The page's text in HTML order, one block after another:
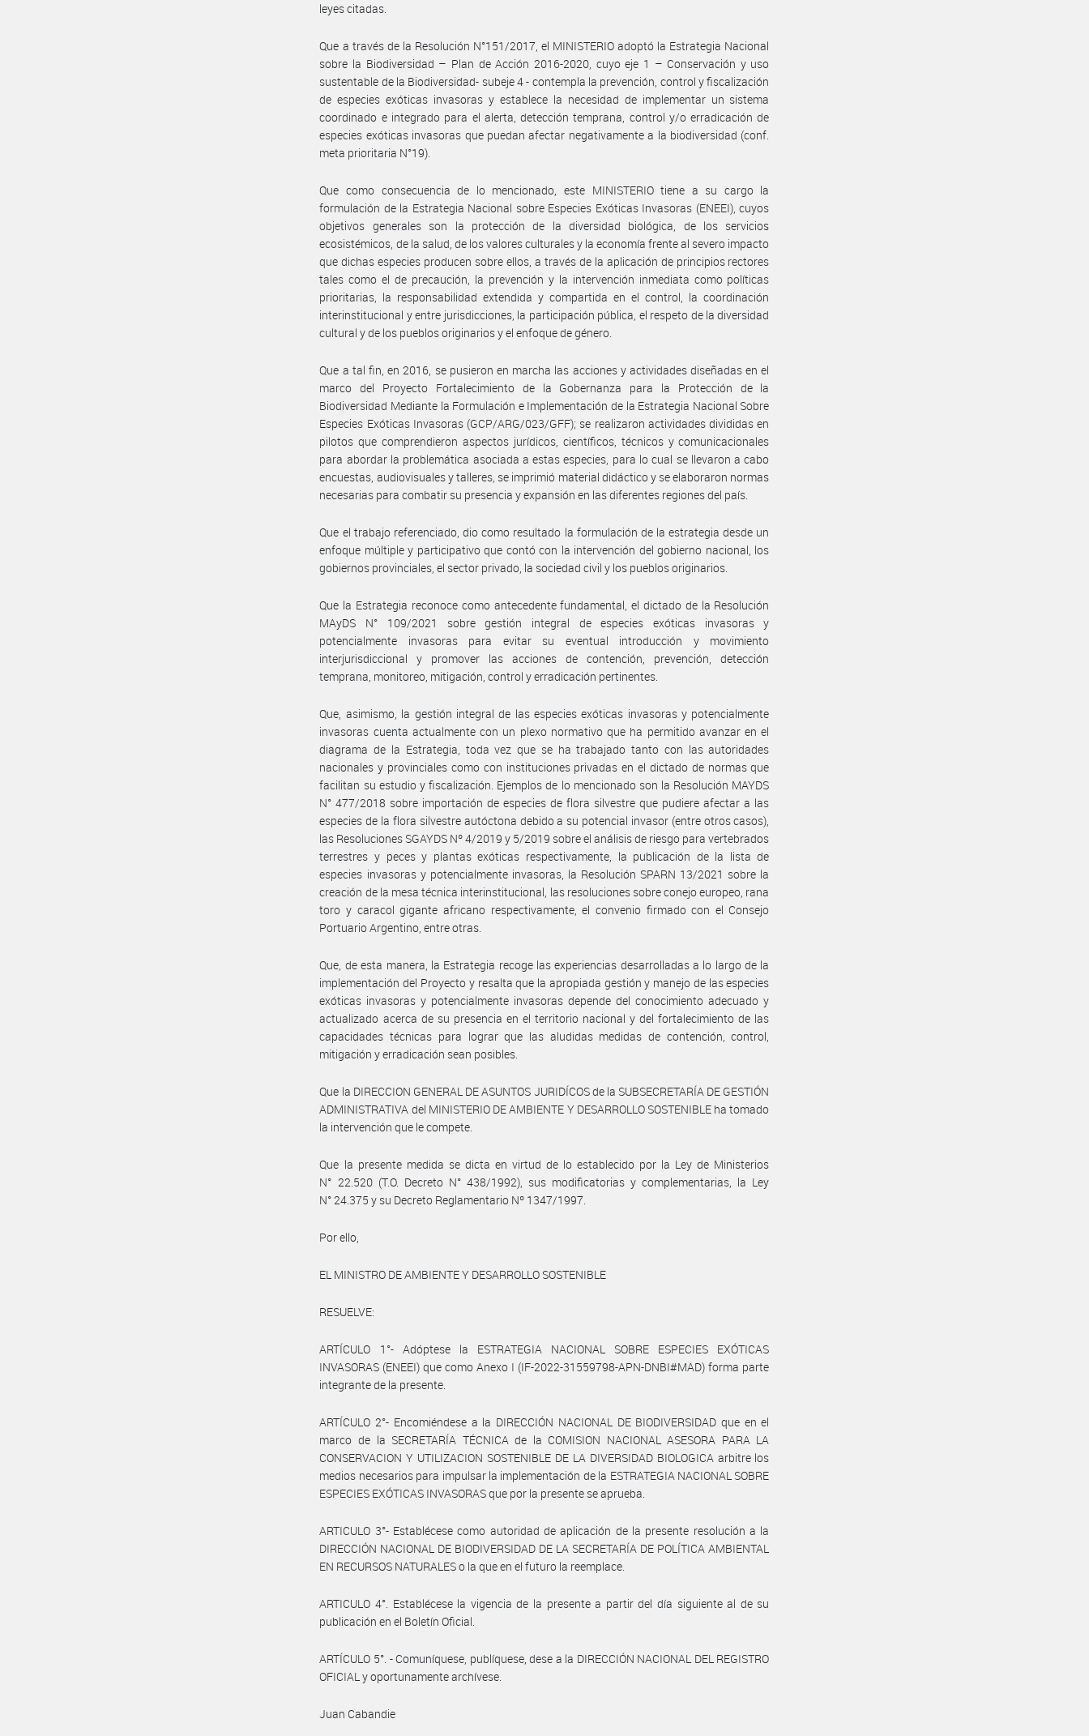
leyes citadas.
Que a través de la Resolución N°151/2017, el MINISTERIO adoptó la Estrategia Nacional
sobre la Biodiversidad – Plan de Acción 2016-2020, cuyo eje 1 – Conservación y uso
sustentable de la Biodiversidad- subeje 4 - contempla la prevención, control y fiscalización
de especies exóticas invasoras y establece la necesidad de implementar un sistema
coordinado e integrado para el alerta, detección temprana, control y/o erradicación de
especies exóticas invasoras que puedan afectar negativamente a la biodiversidad (conf.
meta prioritaria N°19).
Que como consecuencia de lo mencionado, este MINISTERIO tiene a su cargo la
formulación de la Estrategia Nacional sobre Especies Exóticas Invasoras (ENEEI), cuyos
objetivos generales son la protección de la diversidad biológica, de los servicios
ecosistémicos, de la salud, de los valores culturales y la economía frente al severo impacto
que dichas especies producen sobre ellos, a través de la aplicación de principios rectores
tales como el de precaución, la prevención y la intervención inmediata como políticas
prioritarias, la responsabilidad extendida y compartida en el control, la coordinación
interinstitucional y entre jurisdicciones, la participación pública, el respeto de la diversidad
cultural y de los pueblos originarios y el enfoque de género.
Que a tal fin, en 2016, se pusieron en marcha las acciones y actividades diseñadas en el
marco del Proyecto Fortalecimiento de la Gobernanza para la Protección de la
Biodiversidad Mediante la Formulación e Implementación de la Estrategia Nacional Sobre
Especies Exóticas Invasoras (GCP/ARG/023/GFF); se realizaron actividades divididas en
pilotos que comprendieron aspectos jurídicos, científicos, técnicos y comunicacionales
para abordar la problemática asociada a estas especies, para lo cual se llevaron a cabo
encuestas, audiovisuales y talleres, se imprimió material didáctico y se elaboraron normas
necesarias para combatir su presencia y expansión en las diferentes regiones del país.
Que el trabajo referenciado, dio como resultado la formulación de la estrategia desde un
enfoque múltiple y participativo que contó con la intervención del gobierno nacional, los
gobiernos provinciales, el sector privado, la sociedad civil y los pueblos originarios.
Que la Estrategia reconoce como antecedente fundamental, el dictado de la Resolución
MAyDS N° 109/2021 sobre gestión integral de especies exóticas invasoras y
potencialmente invasoras para evitar su eventual introducción y movimiento
interjurisdiccional y promover las acciones de contención, prevención, detección
temprana, monitoreo, mitigación, control y erradicación pertinentes.
Que, asimismo, la gestión integral de las especies exóticas invasoras y potencialmente
invasoras cuenta actualmente con un plexo normativo que ha permitido avanzar en el
diagrama de la Estrategia, toda vez que se ha trabajado tanto con las autoridades
nacionales y provinciales como con instituciones privadas en el dictado de normas que
facilitan su estudio y fiscalización. Ejemplos de lo mencionado son la Resolución MAYDS
N° 477/2018 sobre importación de especies de flora silvestre que pudiere afectar a las
especies de la flora silvestre autóctona debido a su potencial invasor (entre otros casos),
las Resoluciones SGAYDS Nº 4/2019 y 5/2019 sobre el análisis de riesgo para vertebrados
terrestres y peces y plantas exóticas respectivamente, la publicación de la lista de
especies invasoras y potencialmente invasoras, la Resolución SPARN 13/2021 sobre la
creación de la mesa técnica interinstitucional, las resoluciones sobre conejo europeo, rana
toro y caracol gigante africano respectivamente, el convenio firmado con el Consejo
Portuario Argentino, entre otras.
Que, de esta manera, la Estrategia recoge las experiencias desarrolladas a lo largo de la
implementación del Proyecto y resalta que la apropiada gestión y manejo de las especies
exóticas invasoras y potencialmente invasoras depende del conocimiento adecuado y
actualizado acerca de su presencia en el territorio nacional y del fortalecimiento de las
capacidades técnicas para lograr que las aludidas medidas de contención, control,
mitigación y erradicación sean posibles.
Que la DIRECCION GENERAL DE ASUNTOS JURIDÍCOS de la SUBSECRETARÍA DE GESTIÓN
ADMINISTRATIVA del MINISTERIO DE AMBIENTE Y DESARROLLO SOSTENIBLE ha tomado
la intervención que le compete.
Que la presente medida se dicta en virtud de lo establecido por la Ley de Ministerios
N° 22.520 (T.O. Decreto N° 438/1992), sus modificatorias y complementarias, la Ley
N° 24.375 y su Decreto Reglamentario Nº 1347/1997.
Por ello,
EL MINISTRO DE AMBIENTE Y DESARROLLO SOSTENIBLE
RESUELVE:
ARTÍCULO 1°- Adóptese la ESTRATEGIA NACIONAL SOBRE ESPECIES EXÓTICAS
INVASORAS (ENEEI) que como Anexo I (IF-2022-31559798-APN-DNBI#MAD) forma parte
integrante de la presente.
ARTÍCULO 2°- Encomiéndese a la DIRECCIÓN NACIONAL DE BIODIVERSIDAD que en el
marco de la SECRETARÍA TÉCNICA de la COMISION NACIONAL ASESORA PARA LA
CONSERVACION Y UTILIZACION SOSTENIBLE DE LA DIVERSIDAD BIOLOGICA arbitre los
medios necesarios para impulsar la implementación de la ESTRATEGIA NACIONAL SOBRE
ESPECIES EXÓTICAS INVASORAS que por la presente se aprueba.
ARTICULO 3°- Establécese como autoridad de aplicación de la presente resolución a la
DIRECCIÓN NACIONAL DE BIODIVERSIDAD DE LA SECRETARÍA DE POLÍTICA AMBIENTAL
EN RECURSOS NATURALES o la que en el futuro la reemplace.
ARTICULO 4°. Establécese la vigencia de la presente a partir del día siguiente al de su
publicación en el Boletín Oficial.
ARTÍCULO 5°. - Comuníquese, publíquese, dese a la DIRECCIÓN NACIONAL DEL REGISTRO
OFICIAL y oportunamente archívese.
Juan Cabandie